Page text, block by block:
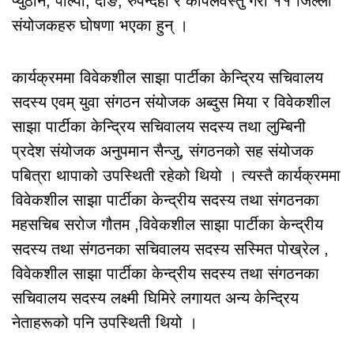
संयोजकहरु घोषणा भएका हुन् ।
कार्यक्रममा विवेकशील साझा पार्टीका केन्द्रिय सचिवालय
सदस्य एवम् युवा संगठन संयोजक अब्दुस मिया र विवेकशील
साझा पार्टीका केन्द्रिय सचिवालय सदस्य तथा लुम्बिनी
प्रदेश संयोजक अनुपमान सैन्जु, संगठनको सह संयोजक
पबित्रा थापाको उपस्थिती रहेको थियो । त्यस्तै कार्यक्रममा
विवेकशील साझा पार्टीका केन्द्रीय सदस्य तथा संगठनका
महसचिब सरोज गौतम ,विवेकशील साझा पार्टीका केन्द्रीय
सदस्य तथा संगठनका सचिवालय सदस्य सस्मित पोख्रेल ,
विवेकशील साझा पार्टीका केन्द्रीय सदस्य तथा संगठनका
सचिवालय सदस्य लक्ष्मी घिमिरे लगायत अन्य केन्द्रिय
नेताहरूको पनि उपस्थिती थियो ।